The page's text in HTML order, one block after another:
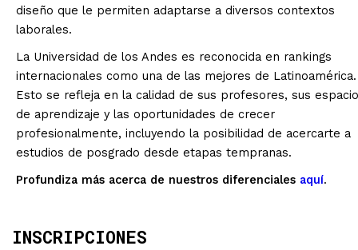
diseño que le permiten adaptarse a diversos contextos
laborales.
La Universidad de los Andes es reconocida en rankings
internacionales como una de las mejores de Latinoamérica.
Esto se refleja en la calidad de sus profesores, sus
de aprendizaje y las oportunidades de crecer
profesionalmente, incluyendo la posibilidad de acercarte a
estudios de posgrado desde etapas tempranas.
Profundiza más acerca de nuestros diferenciales aquí.
INSCRIPCIONES